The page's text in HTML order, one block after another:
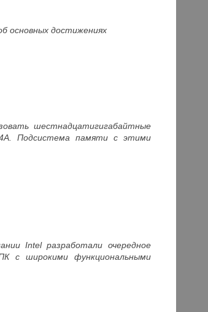
основных достижениях
шестнадцатигигабайтные
Подсистема памяти с этими
Intel разработали очередное
с широкими функциональными